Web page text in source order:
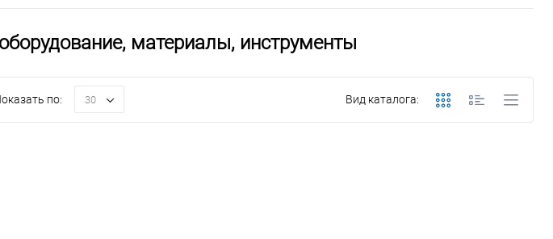
материалы, инструменты
по: 30 Вид каталога: